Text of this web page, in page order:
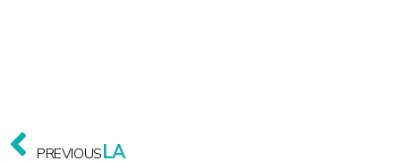
PREVIOUSLA